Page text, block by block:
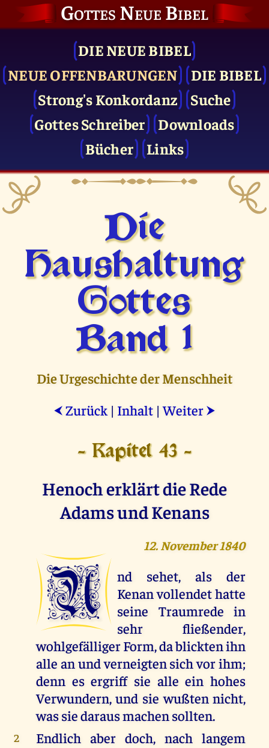
Gottes Neue Bibel
DIE NEUE BIBEL
NEUE OFFENBARUNGEN
DIE BIBEL
Strong's Konkordanz
Suche
Gottes Schreiber
Downloads
Bücher
Links
Die
Haushaltung
Gottes
Band 1
Die Urgeschichte der Menschheit
⮜ Zurück | Inhalt |Weiter ⮞
- Kapitel 43 -
Henoch erklärt die Rede
Adams und Kenans
12. November 1840
U
nd sehet, als der
Kenan vollendet hatte
seine Traumrede in
sehr fließender,
wohlgefälliger Form, da blickten ihn
alle an und verneigten sich vor ihm;
denn es ergriff sie alle ein hohes
Verwundern, und sie wußten nicht,
was sie daraus machen sollten.
2
Endlich aber doch, nach langem